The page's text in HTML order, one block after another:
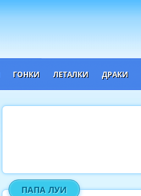
ГОНКИ ЛЕТАЛКИ ДРАКИ
ПАПА ЛУИ